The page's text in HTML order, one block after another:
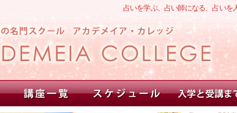
占いを学ぶ、占い師になる、占い